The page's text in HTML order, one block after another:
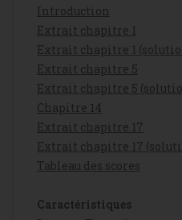
Introduction
Extrait chapitre 1
Extrait chapitre 1
Extrait chapitre 5
Extrait chapitre 5
Chapitre 14
Extrait chapitre 17
Extrait chapitre 17
Tableau des scores
Caractéristiques